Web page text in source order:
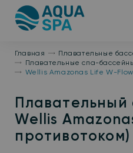
На
главную
Главная
Плавательные
Плавательные спа-
Wellis Amazonas Life W-Flow
Плавательный
Wellis
противотоком)